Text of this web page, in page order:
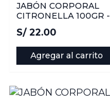
JABÓN CORPORAL
CITRONELLA 100GR -
NOMADA
S/ 22.00
Agregar al carrito